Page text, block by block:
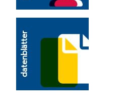
datenblätter